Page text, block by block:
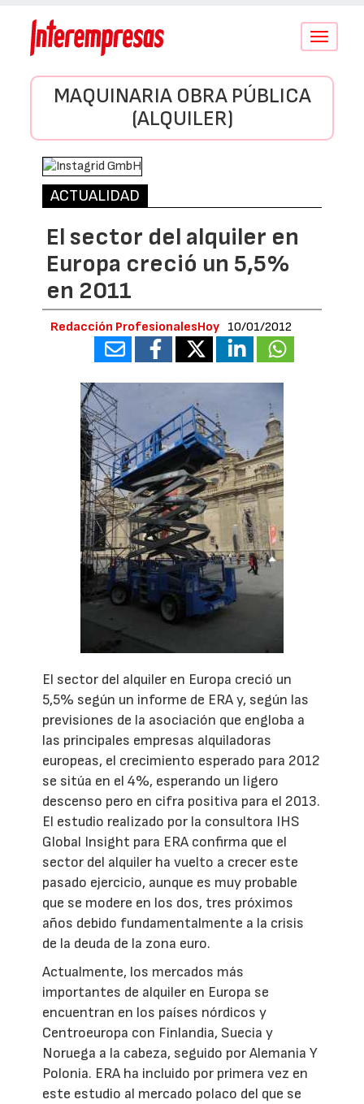
Conmutar
MAQUINARIA OBRA PÚBLICA
(ALQUILER)
ACTUALIDAD
El sector del alquiler en
Europa creció un 5,5%
en 2011
Redacción ProfesionalesHoy 10/01/2012
El sector del alquiler en Europa creció un
5,5% según un informe de ERA y, según las
previsiones de la asociación que engloba a
las principales empresas alquiladoras
europeas, el crecimiento esperado para 2012
se sitúa en el 4%, esperando un ligero
descenso pero en cifra positiva para el 2013.
El estudio realizado por la consultora IHS
Global Insight para ERA confirma que el
sector del alquiler ha vuelto a crecer este
pasado ejercicio, aunque es muy probable
que se modere en los dos, tres próximos
años debido fundamentalmente a la crisis
de la deuda de la zona euro.
Actualmente, los mercados más
importantes de alquiler en Europa se
encuentran en los países nórdicos y
Centroeuropa con Finlandia, Suecia y
Noruega a la cabeza, seguido por Alemania Y
Polonia. ERA ha incluido por primera vez en
este estudio al mercado polaco del que se